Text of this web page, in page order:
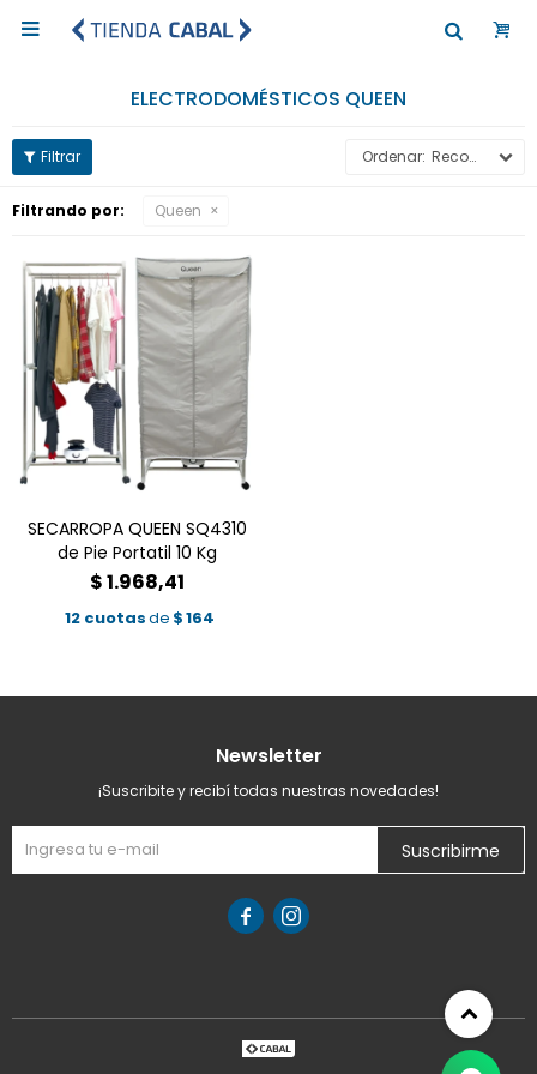

ELECTRODOMÉSTICOS QUEEN
Recomendados
Filtrando por: Queen
SECARROPA QUEEN SQ4310
de Pie Portatil 10 Kg
$1.968,41
12 cuotasde $164
Newsletter
¡Suscribite y recibí todas nuestras novedades!
Suscribirme
 